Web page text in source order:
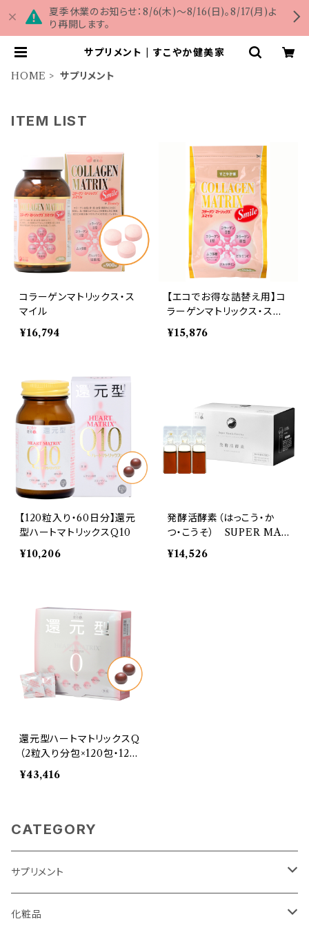
夏季休業のお知らせ：8/6(木)～8/16(日)。8/17(月)よ
り再開します。
サプリメント | すこやか健美家
HOME
サプリメント
ITEM LIST
コラーゲンマトリックス・ス
マイル
¥16,794
【エコでお得な詰替え用】コ
ラーゲンマトリックス・スマ
イル
¥15,876
【120粒入り・60日分】還元
型ハートマトリックスQ10
¥10,206
発酵活酵素（はっこう・か
つ・こうそ） SUPER MAT
RIX ENZYME
¥14,526
還元型ハートマトリックスQ
（2粒入り分包×120包・120
日分）
¥43,416
CATEGORY
サプリメント
エネルギー代謝
化粧品